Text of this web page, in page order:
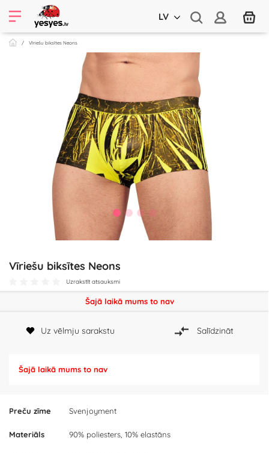
LV
Vīriešu biksītes Neons
Vīriešu biksītes Neons
Uzrakstīt atsauksmi
Preču zīme Svenjoyment
Materiāls 90% poliesters, 10% elastāns
Šajā laikā mums to nav
Uz vēlmju sarakstu Salīdzināt
Šajā laikā mums to nav